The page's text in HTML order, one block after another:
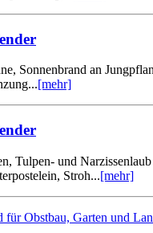
Sonnenbrand an
[mehr]
Tulpen- und
Stroh...[mehr]